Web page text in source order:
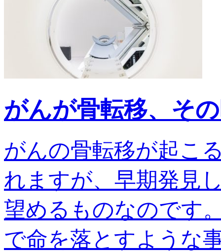
がんが骨転移、そ
がんの骨転移が起こ
れますが、早期発見
望めるものなのです
で命を落とすような